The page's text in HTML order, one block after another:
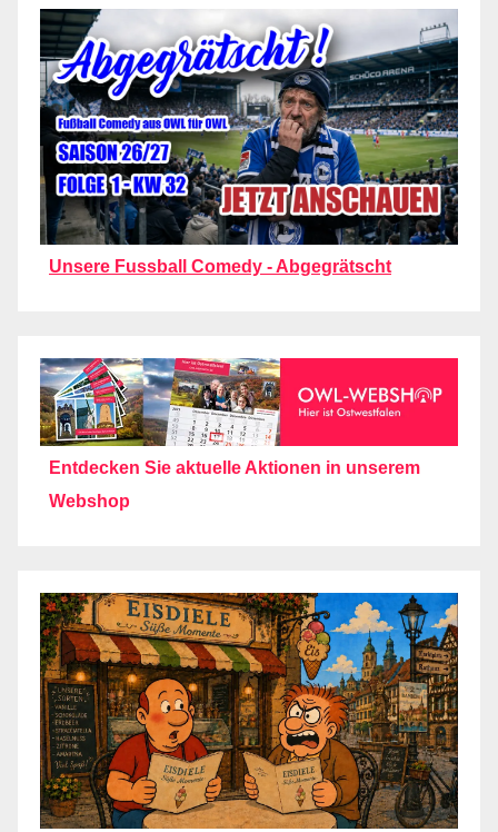
Unsere Fussball Comedy - Abgegrätscht
Entdecken Sie aktuelle Aktionen in unserem
Webshop